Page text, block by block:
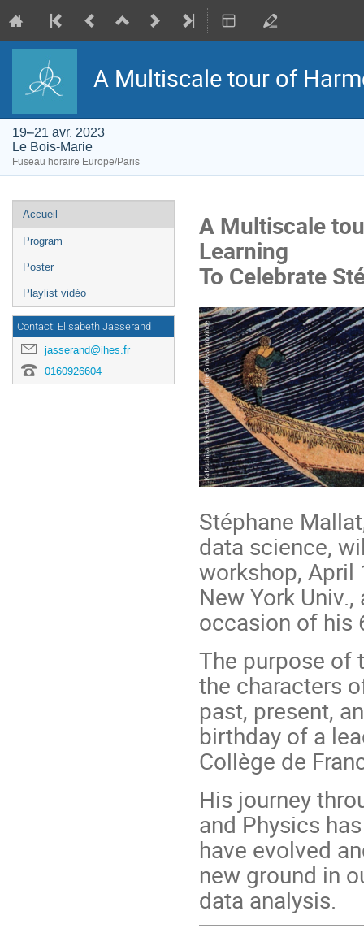
A Multiscale tour of
19–21 avr. 2023
Le Bois-Marie
Fuseau horaire Europe/Paris
de
l'événement
Accueil
Program
Poster
Playlist vidéo
Contact: Elisabeth Jasserand
jasserand@ihes.fr
0160926604
A Multiscale
Learning
To Celebrate
Stéphane
data science,
workshop, April
New York
occasion of his
The purpose of
the characters
past, present,
birthday of a
Collège de
His journey
and Physics
have evolved
new ground in
data analysis.